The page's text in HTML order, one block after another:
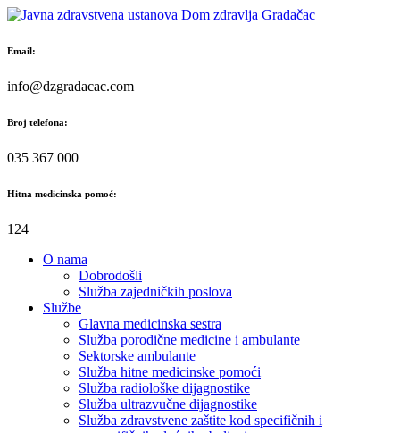
Skip
content
Email:
info@dzgradacac.com
Broj telefona:
035 367 000
Hitna medicinska pomoć:
124
O nama
Dobrodošli
Služba zajedničkih poslova
Službe
Glavna medicinska sestra
Služba porodične medicine i ambulante
Sektorske ambulante
Služba hitne medicinske pomoći
Služba radiološke dijagnostike
Služba ultrazvučne dijagnostike
Služba zdravstvene zaštite kod specifičnih i